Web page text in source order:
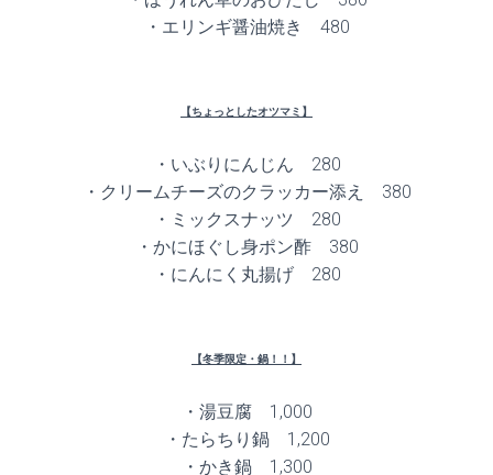
・エリンギ醤油焼き 480
【ちょっとしたオツマミ】
・いぶりにんじん 280
・クリームチーズのクラッカー添え 380
・ミックスナッツ 280
・かにほぐし身ポン酢 380
・にんにく丸揚げ 280
【冬季限定・鍋！！】
・湯豆腐 1,000
・たらちり鍋 1,200
・かき鍋 1,300